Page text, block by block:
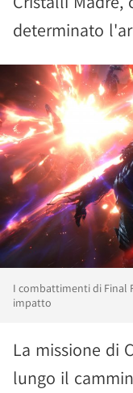
determinato
I combattimenti di Final
impatto
La missione di
lungo il